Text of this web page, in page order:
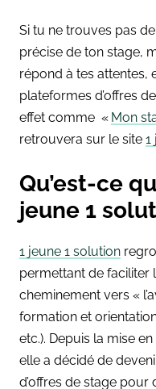
Si tu ne trouves pas
précise de ton stage,
répond à tes attentes,
plateformes d’offres
effet comme « Mon
retrouvera sur le site 1
Qu’est-ce
jeune 1
1 jeune 1 solution
permettant de faciliter
cheminement vers «
formation et
etc.). Depuis la mise
elle a décidé de
d’offres de stage pour